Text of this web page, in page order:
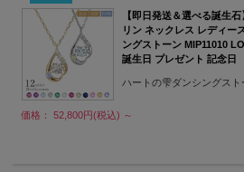
【即日発送＆選べる誕生
リン ネックレス レディー
ングストーン MIP11010
誕生日 プレゼント 記念日
ハートの雫ダンシングスト
価格： 52,800円(税込) ～